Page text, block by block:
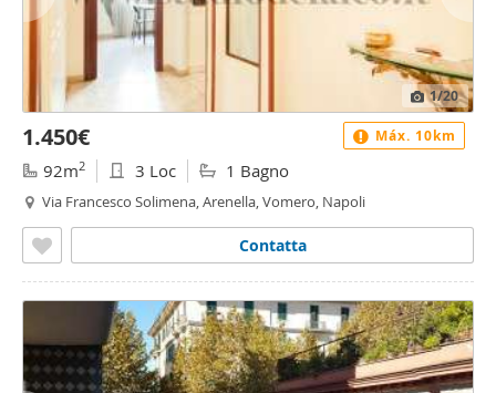
1/20
1.450€
92m2 3 Loc 1 Bagno
Via Francesco Solimena, Arenella, Vomero, Napoli
Contatta
Máx. 10km